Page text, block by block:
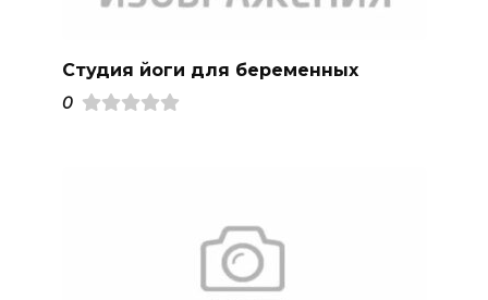
Студия йоги для беременных
0